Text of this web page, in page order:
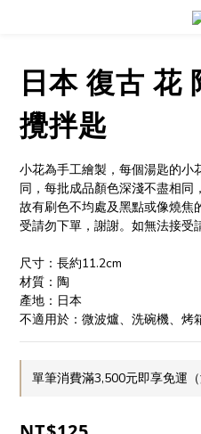
日本 復古 花
攪拌匙
小花為手工繪製，每個湯匙的小
同，每批成品顏色深淺不盡相同
故有刷色不均處及黑點或像燒焦
受請勿下單，謝謝。如無法接受
尺寸：長約11.2cm
材質：陶
產地：日本
不適用於：微波爐、洗碗機、烤
單筆消費滿3,500元即享免運